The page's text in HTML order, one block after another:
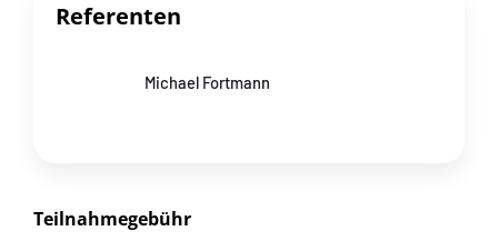
Referenten
Michael Fortmann
Teilnahmegebühr